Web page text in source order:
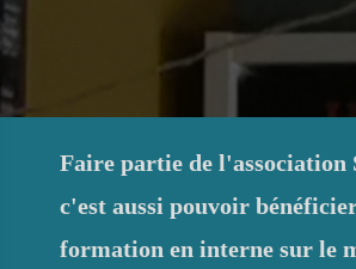
Faire partie de l'association
c'est aussi pouvoir
formation en interne sur le